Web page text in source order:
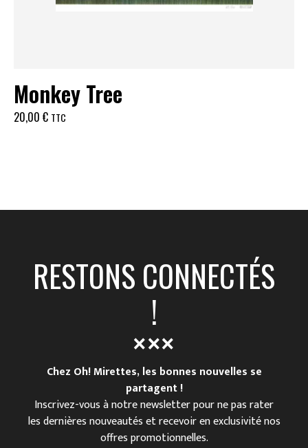
Monkey Tree
20,00 € TTC
RESTONS CONNECTÉS
!
Chez Oh! Mirettes, les bonnes nouvelles se
partagent !
Inscrivez-vous à notre newsletter pour ne pas rater
les dernières nouveautés et recevoir en exclusivité nos
offres promotionnelles.